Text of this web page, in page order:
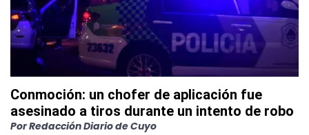
Conmoción: un chofer de aplicación fue
asesinado a tiros durante un intento de robo
PorRedacción Diario de Cuyo